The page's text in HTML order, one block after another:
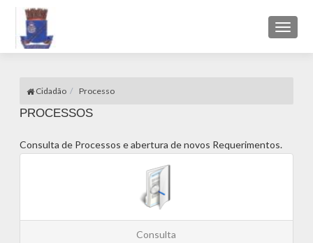
Toggle
Cidadão Processo
PROCESSOS
Consulta de Processos e abertura de novos Requerimentos.
Consulta